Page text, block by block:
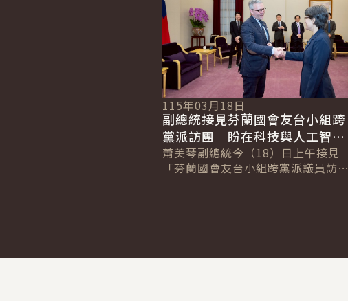
115年03月18日
副總統接見芬蘭國會友台小組跨
黨派訪團 盼在科技與人工智慧
領域深化合作
蕭美琴副總統今（18）日上午接見
「芬蘭國會友台小組跨黨派議員訪問